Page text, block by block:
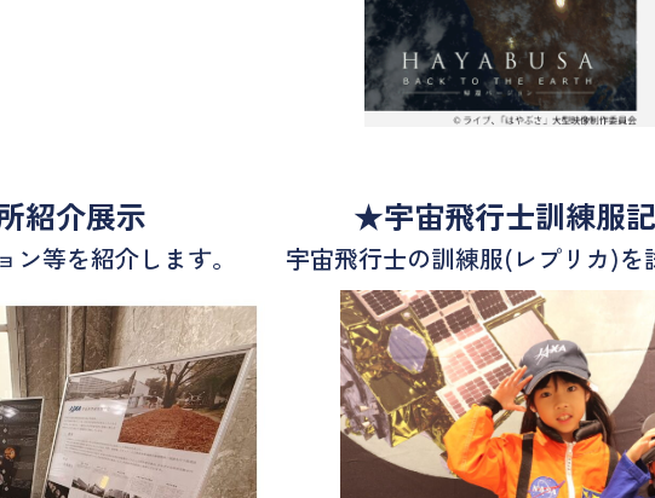
紹介展示
等を紹介します。
★宇宙飛行士訓練服
宇宙飛行士の訓練服(レプリカ)を